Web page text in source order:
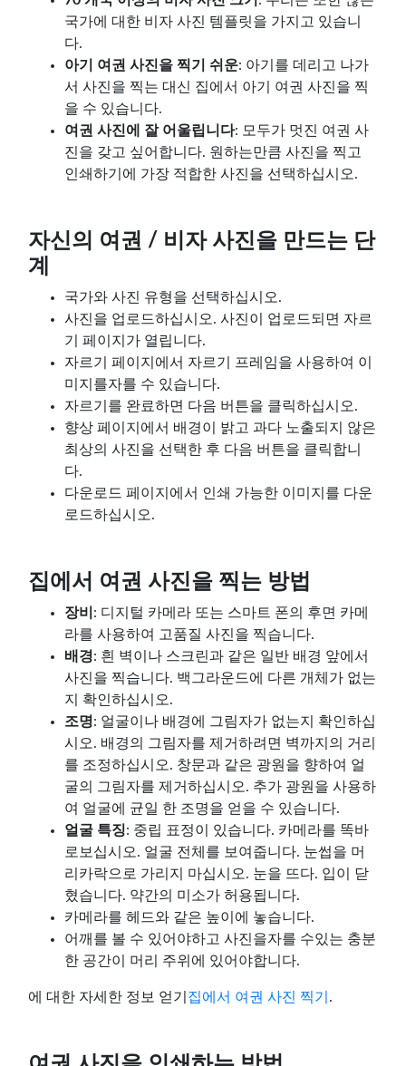
국가에 대한 비자 사진 템플릿을 가지고 있습니
다.
아기 여권 사진을 찍기 쉬운: 아기를 데리고 나가
서 사진을 찍는 대신 집에서 아기 여권 사진을 찍
을 수 있습니다.
여권 사진에 잘 어울립니다: 모두가 멋진 여권 사
진을 갖고 싶어합니다. 원하는만큼 사진을 찍고
인쇄하기에 가장 적합한 사진을 선택하십시오.
자신의 여권 / 비자 사진을 만드는 단
계
국가와 사진 유형을 선택하십시오.
사진을 업로드하십시오. 사진이 업로드되면 자르
기 페이지가 열립니다.
자르기 페이지에서 자르기 프레임을 사용하여 이
미지를자를 수 있습니다.
자르기를 완료하면 다음 버튼을 클릭하십시오.
향상 페이지에서 배경이 밝고 과다 노출되지 않은
최상의 사진을 선택한 후 다음 버튼을 클릭합니
다.
다운로드 페이지에서 인쇄 가능한 이미지를 다운
로드하십시오.
집에서 여권 사진을 찍는 방법
장비 : 디지털 카메라 또는 스마트 폰의 후면 카메
라를 사용하여 고품질 사진을 찍습니다.
배경: 흰 벽이나 스크린과 같은 일반 배경 앞에서
사진을 찍습니다. 백그라운드에 다른 개체가 없는
지 확인하십시오.
조명: 얼굴이나 배경에 그림자가 없는지 확인하십
시오. 배경의 그림자를 제거하려면 벽까지의 거리
를 조정하십시오. 창문과 같은 광원을 향하여 얼
굴의 그림자를 제거하십시오. 추가 광원을 사용하
여 얼굴에 균일 한 조명을 얻을 수 있습니다.
얼굴 특징: 중립 표정이 있습니다. 카메라를 똑바
로보십시오. 얼굴 전체를 보여줍니다. 눈썹을 머
리카락으로 가리지 마십시오. 눈을 뜨다. 입이 닫
혔습니다. 약간의 미소가 허용됩니다.
카메라를 헤드와 같은 높이에 놓습니다.
어깨를 볼 수 있어야하고 사진을자를 수있는 충분
한 공간이 머리 주위에 있어야합니다.
에 대한 자세한 정보 얻기 집에서 여권 사진 찍기 .